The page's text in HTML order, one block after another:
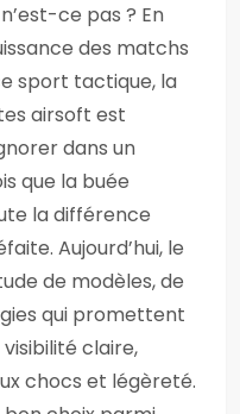
ce pas ? En
des matchs
sport tactique, la
airsoft est
dans un
que la buée
la différence
Aujourd’hui, le
de modèles, de
qui promettent
claire,
chocs et légèreté.